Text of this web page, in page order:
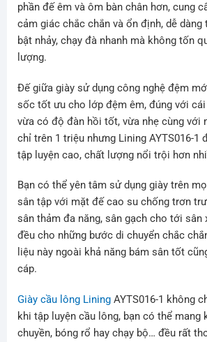
phần đế êm và ôm bàn chân hơn, cung
cảm giác chắc chắn và ổn định, dễ dàng
bật nhảy, chạy đà nhanh mà không tốn
lượng.
Đế giữa giày sử dụng công nghệ đệm
sốc tốt ưu cho lớp đệm êm, đúng với cái
vừa có độ đàn hồi tốt, vừa nhẹ cùng với
chỉ trên 1 triệu nhưng Lining AYTS016-1
tập luyện cao, chất lượng nổi trội hơn
Bạn có thể yên tâm sử dụng giày trên
sân tập với mặt đế cao su chống trơn
sân thảm đa năng, sân gạch cho tới sân
đều cho những bước di chuyển chắc
liệu này ngoài khả năng bám sân tốt
cáp.
Giày cầu lông LiningAYTS016-1 không
khi tập luyện cầu lông, bạn có thể mang
chuyền, bóng rổ hay chạy bộ… đều rất